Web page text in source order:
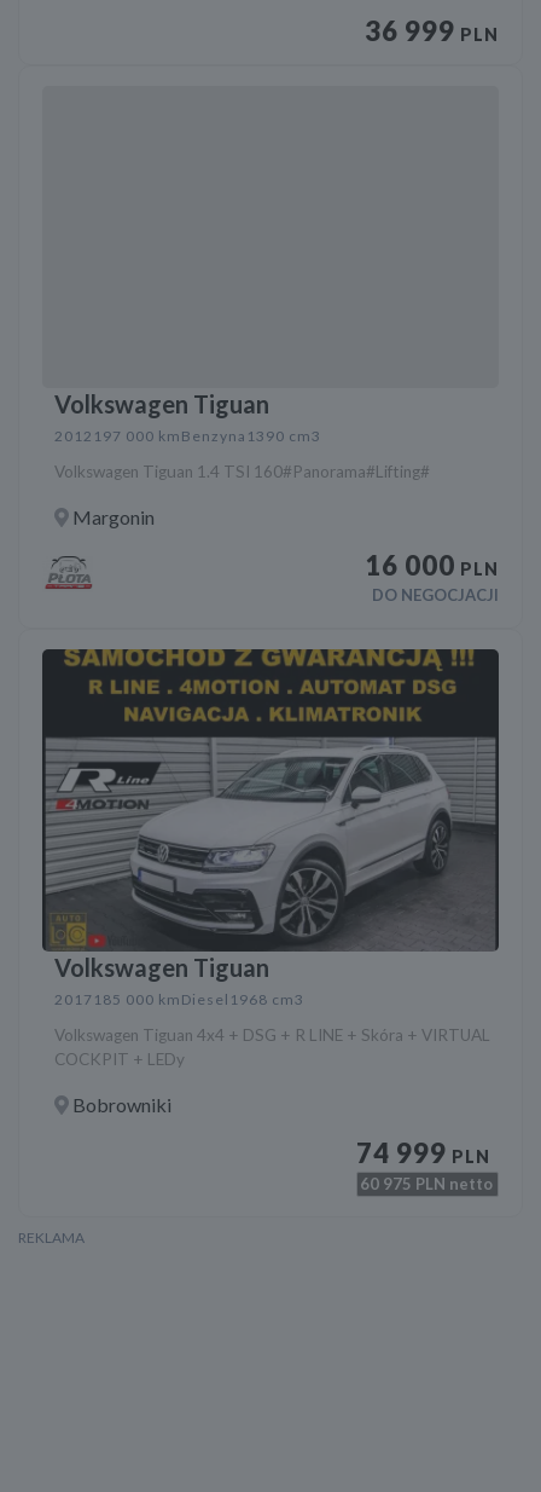
36 999 PLN
Volkswagen Tiguan
2012 197 000 km Benzyna 1390 cm3
Volkswagen Tiguan 1.4 TSI 160#Panorama#Lifting#
Margonin
16 000 PLN
DO NEGOCJACJI
Volkswagen Tiguan
2017 185 000 km Diesel 1968 cm3
Volkswagen Tiguan 4x4 + DSG + R LINE + Skóra + VIRTUAL
COCKPIT + LEDy
Bobrowniki
74 999 PLN
60 975 PLN netto